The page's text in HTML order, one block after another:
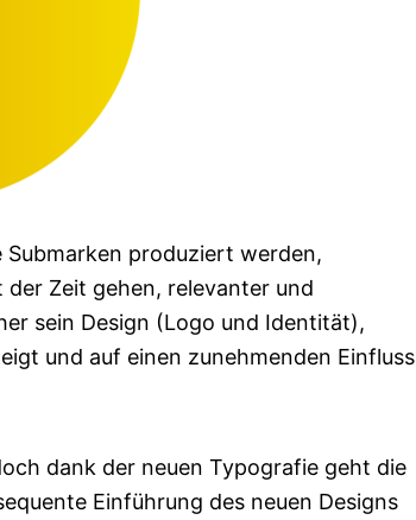
Submarken produziert werden,
der Zeit gehen, relevanter und
sein Design (Logo und Identität),
und auf einen zunehmenden Einfluss
dank der neuen Typografie geht die
Einführung des neuen Designs